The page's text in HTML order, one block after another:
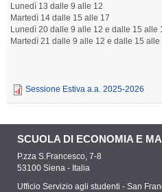
Lunedì 13 dalle 9 alle 12
Martedì 14 dalle 15 alle 17
Lunedì 20 dalle 9 alle 12 e dalle 15 alle
Martedì 21 dalle 9 alle 12 e dalle 15 alle
Sessione Estiva a.a. 2025-2026
SCUOLA DI ECONOMIA E
P.zza S.Francesco, 7-8
53100 Siena - Italia
Ufficio Servizio agli studenti - San